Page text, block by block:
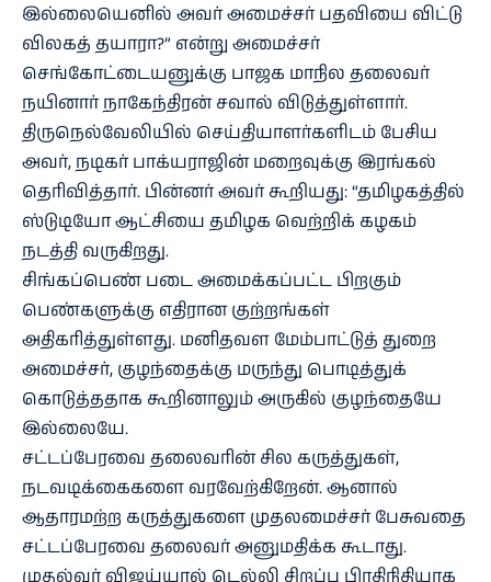
இல்லையெனில் அவர் அமைச்சர் பதவியை விட்டு
விலகத் தயாரா?” என்று அமைச்சர்
செங்கோட்டையனுக்கு பாஜக மாநில தலைவர்
நயினார் நாகேந்திரன் சவால் விடுத்துள்ளார்.
திருநெல்வேலியில் செய்தியாளர்களிடம் பேசிய
அவர், நடிகர் பாக்யராஜின் மறைவுக்கு இரங்கல்
தெரிவித்தார். பின்னர் அவர் கூறியது: “தமிழகத்தில்
ஸ்டுடியோ ஆட்சியை தமிழக வெற்றிக் கழகம்
நடத்தி வருகிறது.
சிங்கப்பெண் படை அமைக்கப்பட்ட பிறகும்
பெண்களுக்கு எதிரான குற்றங்கள்
அதிகரித்துள்ளது. மனிதவள மேம்பாட்டுத் துறை
அமைச்சர், குழந்தைக்கு மருந்து பொடித்துக்
கொடுத்ததாக கூறினாலும் அருகில் குழந்தையே
இல்லையே.
சட்டப்பேரவை தலைவரின் சில கருத்துகள்,
நடவடிக்கைகளை வரவேற்கிறேன். ஆனால்
ஆதாரமற்ற கருத்துகளை முதலமைச்சர் பேசுவதை
சட்டப்பேரவை தலைவர் அனுமதிக்க கூடாது.
முதல்வர் விஜய்யால் டெல்லி சிறப்பு பிரதிநிதியாக